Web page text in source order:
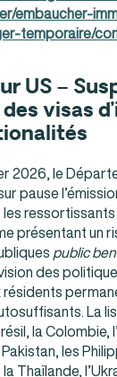
embaucher-
temporaire/
US –
visas
2026, le
pause
présentant un
public
des
résidents
La
la Colombie,
les
Thaïlande,